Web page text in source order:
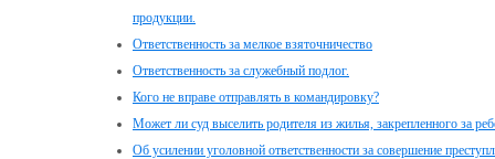
продукции.
Ответственность за мелкое взяточничество
Ответственность за служебный подлог.
Кого не вправе отправлять в командировку?
Может ли суд выселить родителя из жилья, закрепленного за
Об усилении уголовной ответственности за совершение